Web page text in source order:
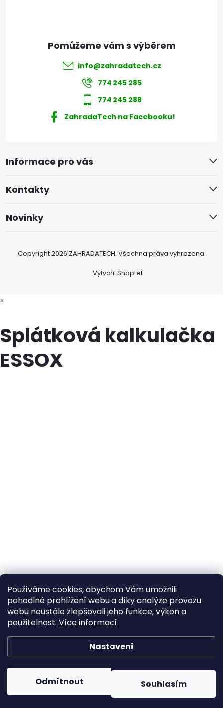
Používáme cookies, abychom Vám umožnili
pohodlné prohlížení webu a díky analýze provozu
webu neustále zlepšovali jeho funkce, výkon a
použitelnost. Více informací
Nastavení
Odmítnout Souhlasím
Informace pro vás
Kontakty
Novinky
info@zahradatech.cz
774 245 285
774 245 288
ZahradaTech na Facebooku!
Vytvořil Shoptet
Copyright 2026 ZAHRADATECH. Všechna práva vyhrazena.
×
Splátková kalkulačka
ESSOX